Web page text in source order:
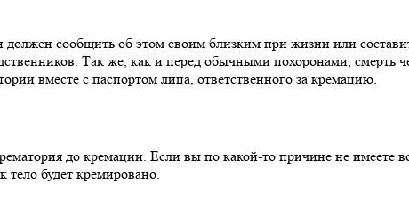
сообщить об этом своим близким при жизни или
Так же, как и перед обычными похоронами, смерть
вместе с паспортом лица, ответственного за кремацию.
до кремации. Если вы по какой-то причине не имеете
тело будет кремировано.